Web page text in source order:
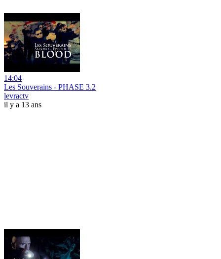
14:04
Les Souverains - PHASE 3.2
levractv
il y a 13 ans